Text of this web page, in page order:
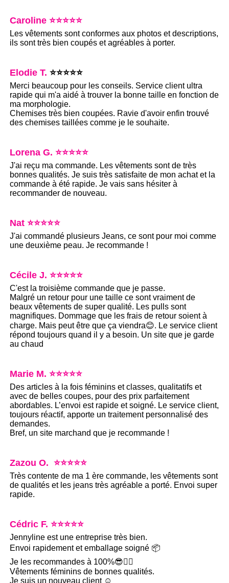
Caroline ⭐⭐⭐⭐⭐
Les vêtements sont conformes aux photos et descriptions,
ils sont très bien coupés et agréables à porter.
Elodie T.⭐⭐⭐⭐⭐
Merci beaucoup pour les conseils. Service client ultra
rapide qui m'a aidé à trouver la bonne taille en fonction de
ma morphologie.
Chemises très bien coupées. Ravie d'avoir enfin trouvé
des chemises taillées comme je le souhaite.
Lorena G. ⭐⭐⭐⭐⭐
J'ai reçu ma commande. Les vêtements sont de très
bonnes qualités. Je suis très satisfaite de mon achat et la
commande à été rapide. Je vais sans hésiter à
recommander de nouveau.
Nat ⭐⭐⭐⭐⭐
J'ai commandé plusieurs Jeans, ce sont pour moi comme
une deuxième peau. Je recommande !
Cécile J. ⭐⭐⭐⭐⭐
C'est la troisième commande que je passe.
Malgré un retour pour une taille ce sont vraiment de
beaux vêtements de super qualité. Les pulls sont
magnifiques. Dommage que les frais de retour soient à
charge. Mais peut être que ça viendra😊. Le service client
répond toujours quand il y a besoin. Un site que je garde
au chaud
Marie M. ⭐⭐⭐⭐⭐
Des articles à la fois féminins et classes, qualitatifs et
avec de belles coupes, pour des prix parfaitement
abordables. L’envoi est rapide et soigné. Le service client,
toujours réactif, apporte un traitement personnalisé des
demandes.
Bref, un site marchand que je recommande !
Zazou O. ⭐⭐⭐⭐⭐
Très contente de ma 1 ère commande, les vêtements sont
de qualités et les jeans très agréable a porté. Envoi super
rapide.
Cédric F. ⭐⭐⭐⭐⭐
Jennyline est une entreprise très bien.
Envoi rapidement et emballage soigné 📦
Je les recommandes à 100%😎👍🏻
Vêtements féminins de bonnes qualités.
Je suis un nouveau client ☺️